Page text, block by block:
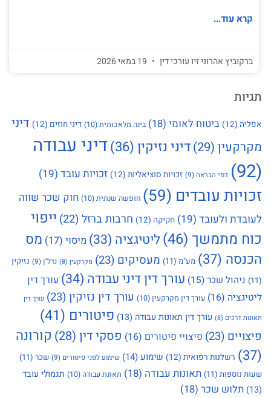
קרא עוד...
ברקוביץ אהרוני זיו עורכי דין
תגיות
אפליה (12) ביטוח לאומי (18) בינה מלאכותית(10) דיני חוזים (12)
דיני
מקרקעין (29) דיני נזיקין (36)
דיני עבודה
(92)
דמי הבראה(9) זכויות סוציאליות (12) זכויות עובד (19)
זכויות עובדים (59) חופשה שנתית(10)
חוק שכר שווה
לעובדת ולעובד (19) חקיקה (12) חרבות ברזל (22)
ייפוי
כוח מתמשך (46) ליטיגציה (33) מיסוי (17)
מס
הכנסה (37) מע"מ (11) מעסיקים (23) מקרקעין (8) נדל"ן(9)
נזיקין
(11)
ניהול שכר(15) עורך דין דיני עבודה (34)
עורך דין
ליטיגציה (16) עורך דין מקרקעין(10) עורך דין נזיקין(23) עורך דין
תאונות דרכים (8) עורך דין תאונות עבודה (13) פיטורים (41)
פיצויים (23) פיצויי פיטורים (16) פסקי דין (28)
קורונה
(37)
רשלנות רפואית (12) שימוע(14) שימוע לפני פיטורים (9) שכר (11)
שעות נוספות (11) תאונות עבודה (18) תאונת עבודה (10)
תגמולי עובד
(13)
תלוש שכר (18)